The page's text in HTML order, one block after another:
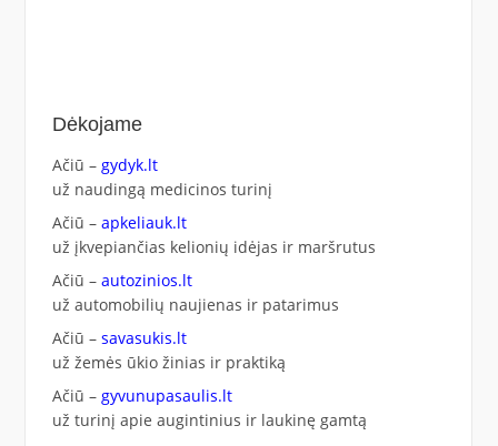
Dėkojame
Ačiū – gydyk.lt
už naudingą medicinos turinį
Ačiū – apkeliauk.lt
už įkvepiančias kelionių idėjas ir maršrutus
Ačiū – autozinios.lt
už automobilių naujienas ir patarimus
Ačiū – savasukis.lt
už žemės ūkio žinias ir praktiką
Ačiū – gyvunupasaulis.lt
už turinį apie augintinius ir laukinę gamtą